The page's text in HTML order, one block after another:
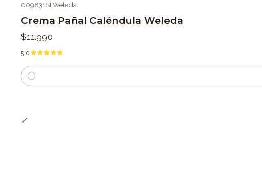
009831SI|Weleda
Crema Pañal Caléndula Weleda
$11.990
5.0
Cantidad